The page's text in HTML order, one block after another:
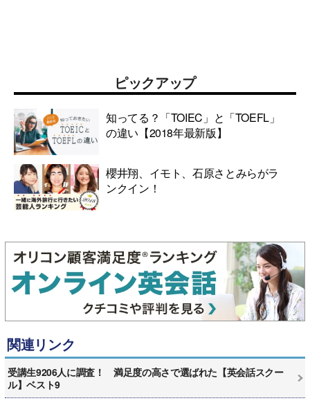
ピックアップ
知ってる？「TOIEC」と「TOEFL」
の違い【2018年最新版】
櫻井翔、イモト、石原さとみらがラ
ンクイン！
関連リンク
受講生9206人に調査！ 満足度の高さで選ばれた【英会話スクー
ル】ベスト9